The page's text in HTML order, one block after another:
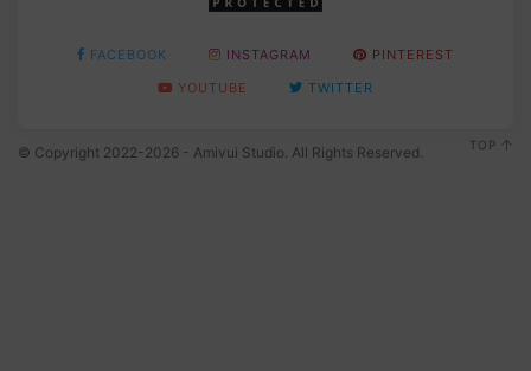
FACEBOOK INSTAGRAM
PINTEREST
YOUTUBE
TWITTER
© Copyright 2022-2026 - Amivui Studio. All Rights Reserved. TOP